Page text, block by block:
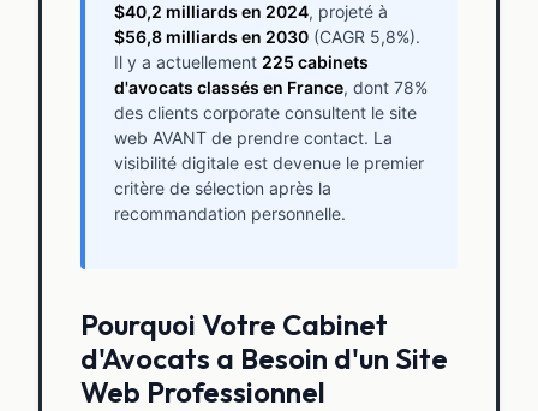
$40,2 milliards en 2024, projeté à
$56,8 milliards en 2030 (CAGR 5,8%).
Il y a actuellement 225 cabinets
d'avocats classés en France, dont 78%
des clients corporate consultent le site
web AVANT de prendre contact. La
visibilité digitale est devenue le premier
critère de sélection après la
recommandation personnelle.
Pourquoi Votre Cabinet
d'Avocats a Besoin d'un Site
Web Professionnel